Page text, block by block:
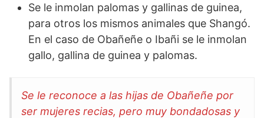
Se le inmolan palomas y gallinas de guinea,
para otros los mismos animales que Shangó.
En el caso de Obañeñe o Ibañi se le inmolan
gallo, gallina de guinea y palomas.
Se le reconoce a las hijas de Obañeñe por
ser mujeres recias, pero muy bondadosas y